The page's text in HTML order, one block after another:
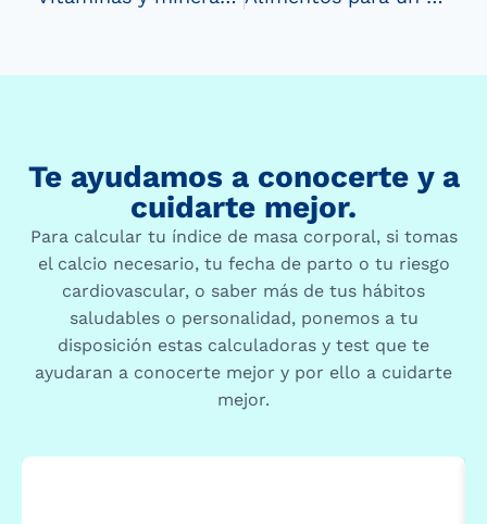
Te ayudamos a conocerte y a
cuidarte mejor.
Para calcular tu índice de masa corporal, si tomas
el calcio necesario, tu fecha de parto o tu riesgo
cardiovascular, o saber más de tus hábitos
saludables o personalidad, ponemos a tu
disposición estas calculadoras y test que te
ayudaran a conocerte mejor y por ello a cuidarte
mejor.